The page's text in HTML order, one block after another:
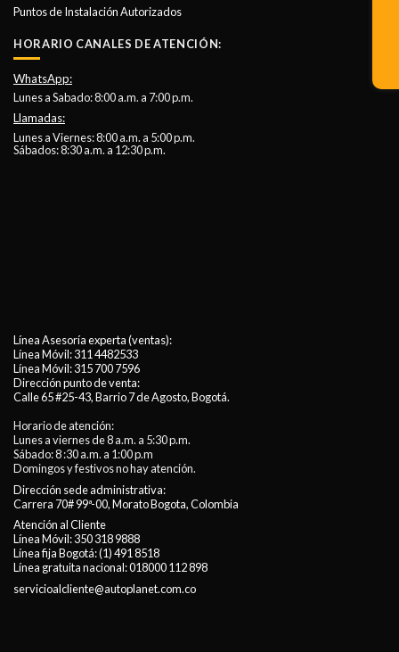
Puntos de Instalación Autorizados
HORARIO CANALES DE ATENCIÓN:
WhatsApp:
Lunes a Sabado: 8:00 a.m. a 7:00 p.m.
Llamadas:
Lunes a Viernes: 8:00 a.m. a 5:00 p.m.
Sábados: 8:30 a.m. a 12:30 p.m.
Línea Asesoría experta (ventas):
Línea Móvil:311 4482533
Línea Móvil:315 700 7596
Dirección punto de venta:
Calle 65 #25-43, Barrio 7 de Agosto, Bogotá.
Horario de atención:
Lunes a viernes de 8 a.m. a 5:30 p.m.
Sábado: 8 :30 a.m. a 1:00 p.m
Domingos y festivos no hay atención.
Dirección sede administrativa:
Carrera 70# 99ª-00, Morato Bogota, Colombia
Atención al Cliente
Línea Móvil:350 318 9888
Línea fija Bogotá:(1) 491 8518
Línea gratuita nacional:018000 112 898
servicioalcliente@autoplanet.com.co